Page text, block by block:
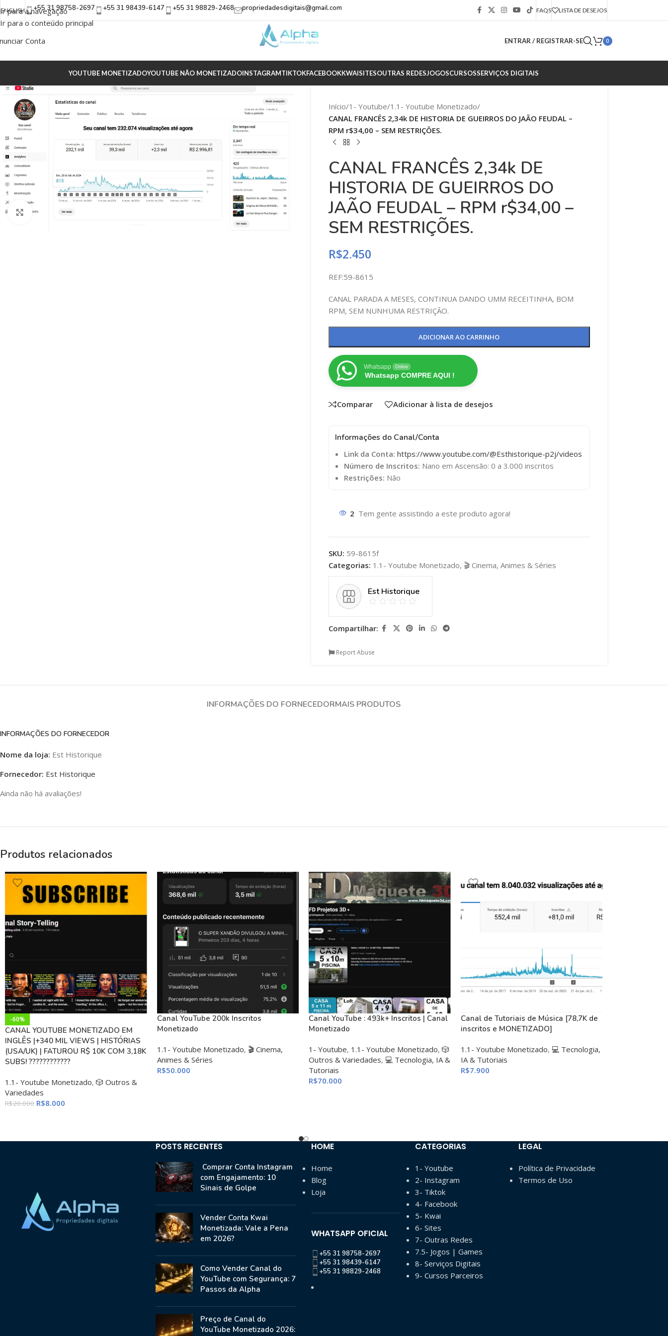
Ir para a navegação
Ir para o conteúdo principal
ENGLISH +55 31 98758-2697 +55 31 98439-6147 +55 31 98829-2468 propriedadesdigitais@gmail.com FAQS LISTA DE DESEJOS
Conta ENTRAR / REGISTRAR-SE 0
YOUTUBE MONETIZADOYOUTUBE NÃO MONETIZADOINSTAGRAMTIKTOKFACEBOOKKWAISITESOUTRAS REDESJOGOSCURSOSSERVIÇOS DIGITAIS
Clique para ampliar
Início/1- Youtube/1.1- Youtube Monetizado/
CANAL FRANCÊS 2,34k DE HISTORIA DE GUEIRROS DO JAÃO FEUDAL –
RPM r$34,00 – SEM RESTRIÇÕES.
CANAL FRANCÊS 2,34k DE
HISTORIA DE GUEIRROS DO
JAÃO FEUDAL – RPM r$34,00 –
SEM RESTRIÇÕES.
R$2.450
REF:59-8615
CANAL PARADA A MESES, CONTINUA DANDO UMM RECEITINHA, BOM
RPM, SEM NUNHUMA RESTRIÇÃO.
ADICIONAR AO CARRINHO
Whatsapp Online
Whatsapp COMPRE AQUI !
Comparar Adicionar à lista de desejos
Informações do Canal/Conta
Link da Conta: https://www.youtube.com/@Esthistorique-p2j/videos
Número de Inscritos: Nano em Ascensão: 0 a 3.000 inscritos
Restrições: Não
2 Tem gente assistindo a este produto agora!
SKU: 59-8615f
Categorias: 1.1- Youtube Monetizado, 🎬 Cinema, Animes & Séries
Est Historique
Compartilhar:
Report Abuse
INFORMAÇÕES DO FORNECEDORMAIS PRODUTOS
INFORMAÇÕES DO FORNECEDOR
Nome da loja: Est Historique
Fornecedor: Est Historique
Ainda não há avaliações!
Produtos relacionados
-60%
CANAL YOUTUBE MONETIZADO EM
INGLÊS |+340 MIL VIEWS | HISTÓRIAS
(USA/UK) | FATUROU R$ 10K COM 3,18K
SUBS! ????????????
1.1- Youtube Monetizado, 🎲 Outros &
Variedades
R$20.000 R$8.000
Canal YouTube 200k Inscritos
Monetizado
1.1- Youtube Monetizado, 🎬 Cinema,
Animes & Séries
R$50.000
Canal YouTube : 493k+ Inscritos | Canal
Monetizado
1- Youtube, 1.1- Youtube Monetizado, 🎲
Outros & Variedades, 💻 Tecnologia, IA &
Tutoriais
R$70.000
Canal de Tutoriais de Música [78,7K de
inscritos e MONETIZADO]
1.1- Youtube Monetizado, 💻 Tecnologia,
IA & Tutoriais
R$7.900
POSTS RECENTES
Comprar Conta Instagram
com Engajamento: 10
Sinais de Golpe
Vender Conta Kwai
Monetizada: Vale a Pena
em 2026?
Como Vender Canal do
YouTube com Segurança: 7
Passos da Alpha
Preço de Canal do
YouTube Monetizado 2026:
HOME
Home
Blog
Loja
WHATSAPP OFICIAL
+55 31 98758-2697
+55 31 98439-6147
+55 31 98829-2468
CATEGORIAS
1- Youtube
2- Instagram
3- Tiktok
4- Facebook
5- Kwai
6- Sites
7- Outras Redes
7.5- Jogos | Games
8- Serviços Digitais
9- Cursos Parceiros
LEGAL
Política de Privacidade
Termos de Uso